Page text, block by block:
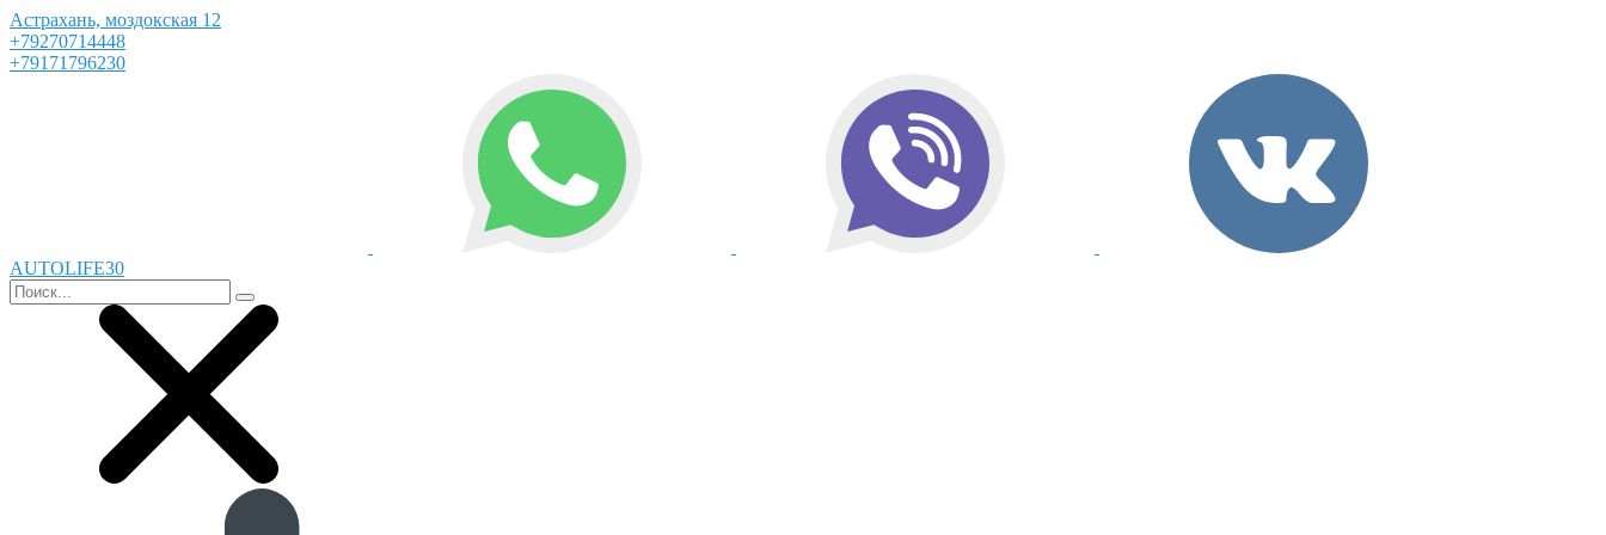
Астрахань, моздокская 12
+79270714448
+79171796230
AUTOLIFE30